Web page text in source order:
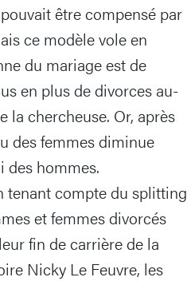
être compensé par
ce modèle vole en
du mariage est de
en plus de divorces au-
la chercheuse. Or, après
des femmes diminue
des hommes.
tenant compte du splitting
et femmes divorcés
fin de carrière de la
Nicky Le Feuvre, les